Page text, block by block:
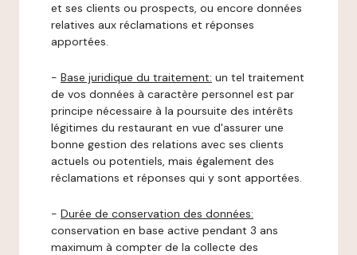
et ses clients ou prospects, ou encore données
relatives aux réclamations et réponses
apportées.
- Base juridique du traitement: un tel traitement
de vos données à caractère personnel est par
principe nécessaire à la poursuite des intérêts
légitimes du restaurant en vue d'assurer une
bonne gestion des relations avec ses clients
actuels ou potentiels, mais également des
réclamations et réponses qui y sont apportées.
- Durée de conservation des données:
conservation en base active pendant 3 ans
maximum à compter de la collecte des